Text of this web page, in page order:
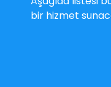
bir hizmet